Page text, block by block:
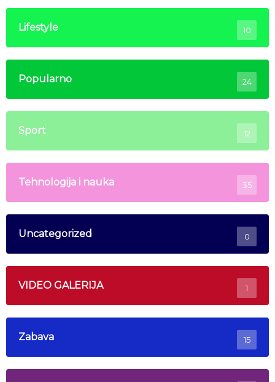
Lifestyle 10
Popularno 24
Sport 12
Tehnologija i nauka 35
Uncategorized 0
VIDEO GALERIJA 1
Zabava 15